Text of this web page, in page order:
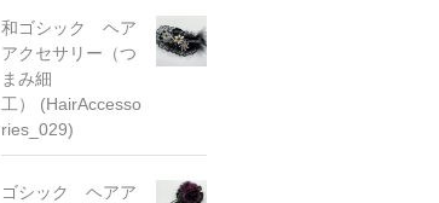
和ゴシック ヘア
アクセサリー（つ
まみ細
工） (HairAccesso
ries_029)
ゴシック ヘアア